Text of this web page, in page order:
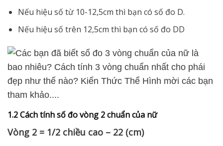
Nếu hiệu số từ 10-12,5cm thì bạn có số đo D.
Nếu hiệu số trên 12,5cm thì bạn có số đo DD
1.2 Cách tính số đo vòng 2 chuẩn của nữ
Vòng 2 = 1/2 chiều cao – 22 (cm)